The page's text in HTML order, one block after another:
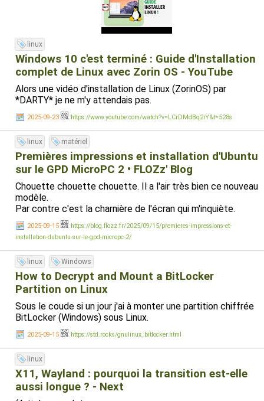
linux
Windows 10 c'est terminé : Guide d'Installation
complet de Linux avec Zorin OS - YouTube
Alors une vidéo d'installation de Linux (ZorinOS) par
*DARTY* je ne m'y attendais pas.
2025-09-23 https://www.youtube.com/watch?v=LCrDMdBq2iY&t=528s
linux matériel
Premières impressions et installation d'Ubuntu
sur le GPD MicroPC 2 • FLOZz' Blog
Chouette chouette chouette. Il a l'air très bien ce nouveau
modèle.
Par contre c'est la charnière de l'écran qui m'inquiète.
2025-09-15
https://blog.flozz.fr/2025/09/15/premieres-impressions-et-
installation-dubuntu-sur-le-gpd-micropc-2/
linux Windows
How to Decrypt and Mount a BitLocker
Partition on Linux
Sous le coude si un jour j'ai à monter une partition chiffrée
BitLocker (Windows) sous Linux.
2025-09-15 https://std.rocks/gnulinux_bitlocker.html
linux
X11, Wayland : pourquoi la transition est-elle
aussi longue ? - Next